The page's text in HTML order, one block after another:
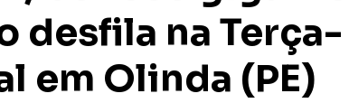
desfila na Terça-
em Olinda (PE)